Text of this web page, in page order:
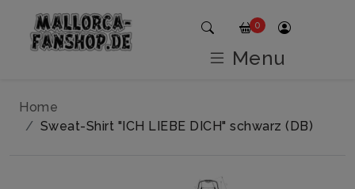
Home
Sweat-Shirt "ICH LIEBE DICH" schwarz (DB)
0
Menu